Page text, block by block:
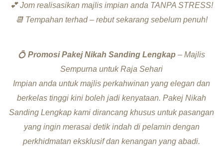
💕 Jom realisasikan majlis impian anda TANPA STRESS!
📆 Tempahan terhad – rebut sekarang sebelum penuh!
💍 Promosi Pakej Nikah Sanding Lengkap – Majlis
Sempurna untuk Raja Sehari
Impian anda untuk majlis perkahwinan yang elegan dan
berkelas tinggi kini boleh jadi kenyataan. Pakej Nikah
Sanding Lengkap kami dirancang khusus untuk pasangan
yang ingin merasai detik indah di pelamin dengan
perkhidmatan eksklusif dan kenangan yang abadi.